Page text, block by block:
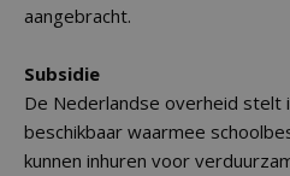
aangebracht.
Subsidie
De Nederlandse overheid stelt
beschikbaar waarmee
kunnen inhuren voor